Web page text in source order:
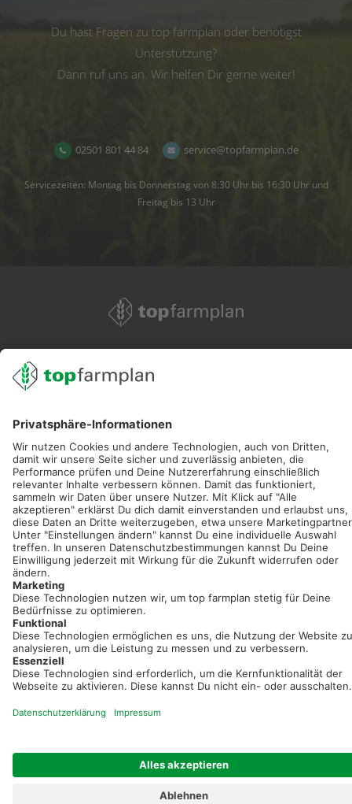
Du hast Fragen zu top farmplan oder benötigst
Unterstützung?
Dann ruf uns an. Wir helfen Dir gerne weiter!
02501 801 44 84 service@topfarmplan.de
Servicezeiten: Montag bis Donnerstag von 8:30 Uhr bis 16:30 Uhr und
Freitag bis 13 Uhr
service@topfarmplan.de
Sei immer auf dem Laufenden!
Neue Features, spannende Tipps und hilfreiche Anleitungen!
Registriere dich kostenlos!
einfach und bequem!
Kostenlos registrieren & sofort starten
Impressum Kontakt & Hilfe